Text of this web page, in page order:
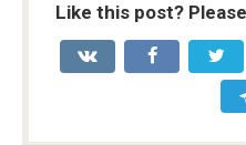
Like this post?